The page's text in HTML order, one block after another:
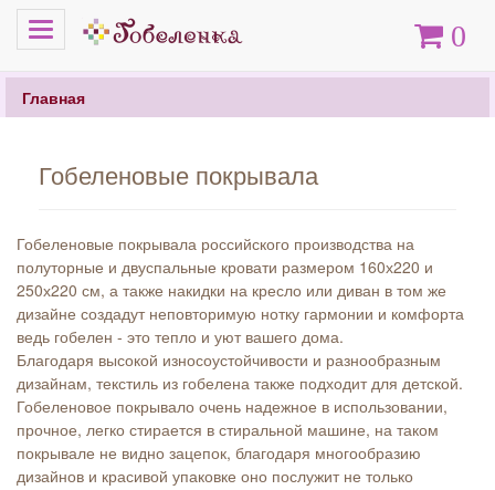
Меню Корзина
0
Главная
Гобеленовые покрывала
Гобеленовые покрывала российского производства на
полуторные и двуспальные кровати размером 160х220 и
250х220 см, а также накидки на кресло или диван в том же
дизайне создадут неповторимую нотку гармонии и комфорта
ведь гобелен - это тепло и уют вашего дома.
Благодаря высокой износоустойчивости и разнообразным
дизайнам, текстиль из гобелена также подходит для детской.
Гобеленовое покрывало очень надежное в использовании,
прочное, легко стирается в стиральной машине, на таком
покрывале не видно зацепок, благодаря многообразию
дизайнов и красивой упаковке оно послужит не только